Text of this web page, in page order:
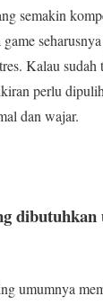
semakin
Kalau sudah
perlu
dan wajar.
umumnya